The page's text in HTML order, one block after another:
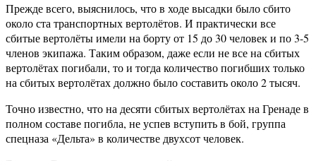
Прежде всего, выяснилось, что в ходе высадки было сбито
около ста транспортных вертолётов. И практически все
сбитые вертолёты имели на борту от 15 до 30 человек и по 3-5
членов экипажа. Таким образом, даже если не все на сбитых
вертолётах погибали, то и тогда количество погибших только
на сбитых вертолётах должно было составить около 2 тысяч.
Точно известно, что на десяти сбитых вертолётах на Гренаде в
полном составе погибла, не успев вступить в бой, группа
спецназа «Дельта» в количестве двухсот человек.